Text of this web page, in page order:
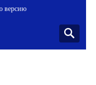
версию